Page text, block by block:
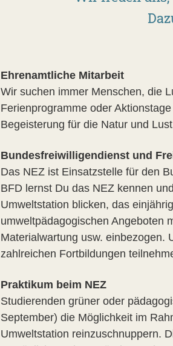
Ehrenamtliche Mitarbeit
Wir suchen immer Menschen, die
Ferienprogramme oder
Begeisterung für die Natur und
Bundesfreiwilligendienst und
Das NEZ ist Einsatzstelle für den
BFD lernst Du das NEZ kennen
Umweltstation blicken, das
umweltpädagogischen Angeboten
Materialwartung usw. einbezogen.
zahlreichen Fortbildungen
Praktikum beim NEZ
Studierenden grüner oder
September) die Möglichkeit im
Umweltstation reinzuschnuppern.